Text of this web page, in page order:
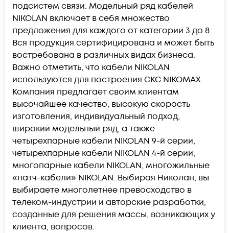
подсистем связи. Модельный ряд кабелей
NIKOLAN включает в себя множество
предложения для каждого от категории 3 до 8.
Вся продукция сертифицирована и может быть
востребована в различных видах бизнеса.
Важно отметить, что кабели NIKOLAN
используются для построения СКС NIKOMAX.
Компания предлагает своим клиентам
высочайшее качество, высокую скорость
изготовления, индивидуальный подход,
широкий модельный ряд, а также
четырехпарные кабели NIKOLAN 9-й серии,
четырехпарные кабели NIKOLAN 4-й серии,
многопарные кабели NIKOLAN, многожильные
«патч-кабели» NIKOLAN. Выбирая Николан, вы
выбираете многолетнее превосходство в
телеком-индустрии и авторские разработки,
созданные для решения массы, возникающих у
клиента, вопросов.